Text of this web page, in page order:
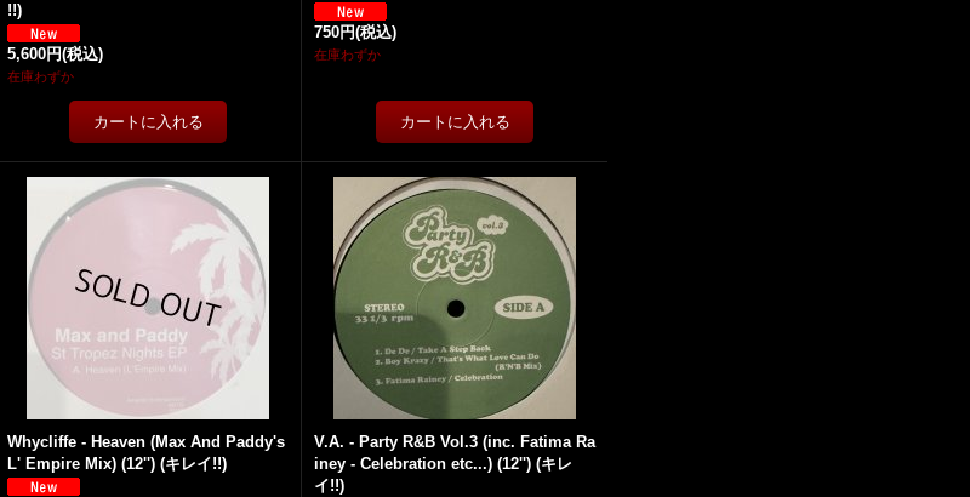
!!)
5,600円(税込)
在庫わずか
750円(税込)
在庫わずか
Whycliffe - Heaven (Max And Paddy's
L' Empire Mix) (12'') (キレイ!!)
V.A. - Party R&B Vol.3 (inc. Fatima Ra
iney - Celebration etc...) (12'') (キレ
イ!!)